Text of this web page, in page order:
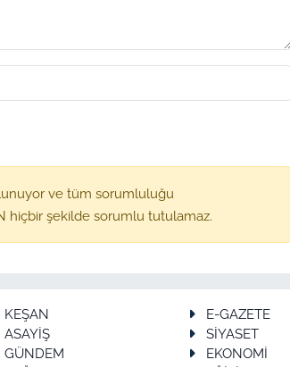
ve tüm sorumluluğu
hiçbir şekilde sorumlu tutulamaz.
KEŞAN
E-GAZETE
ASAYİŞ
SİYASET
GÜNDEM
EKONOMİ